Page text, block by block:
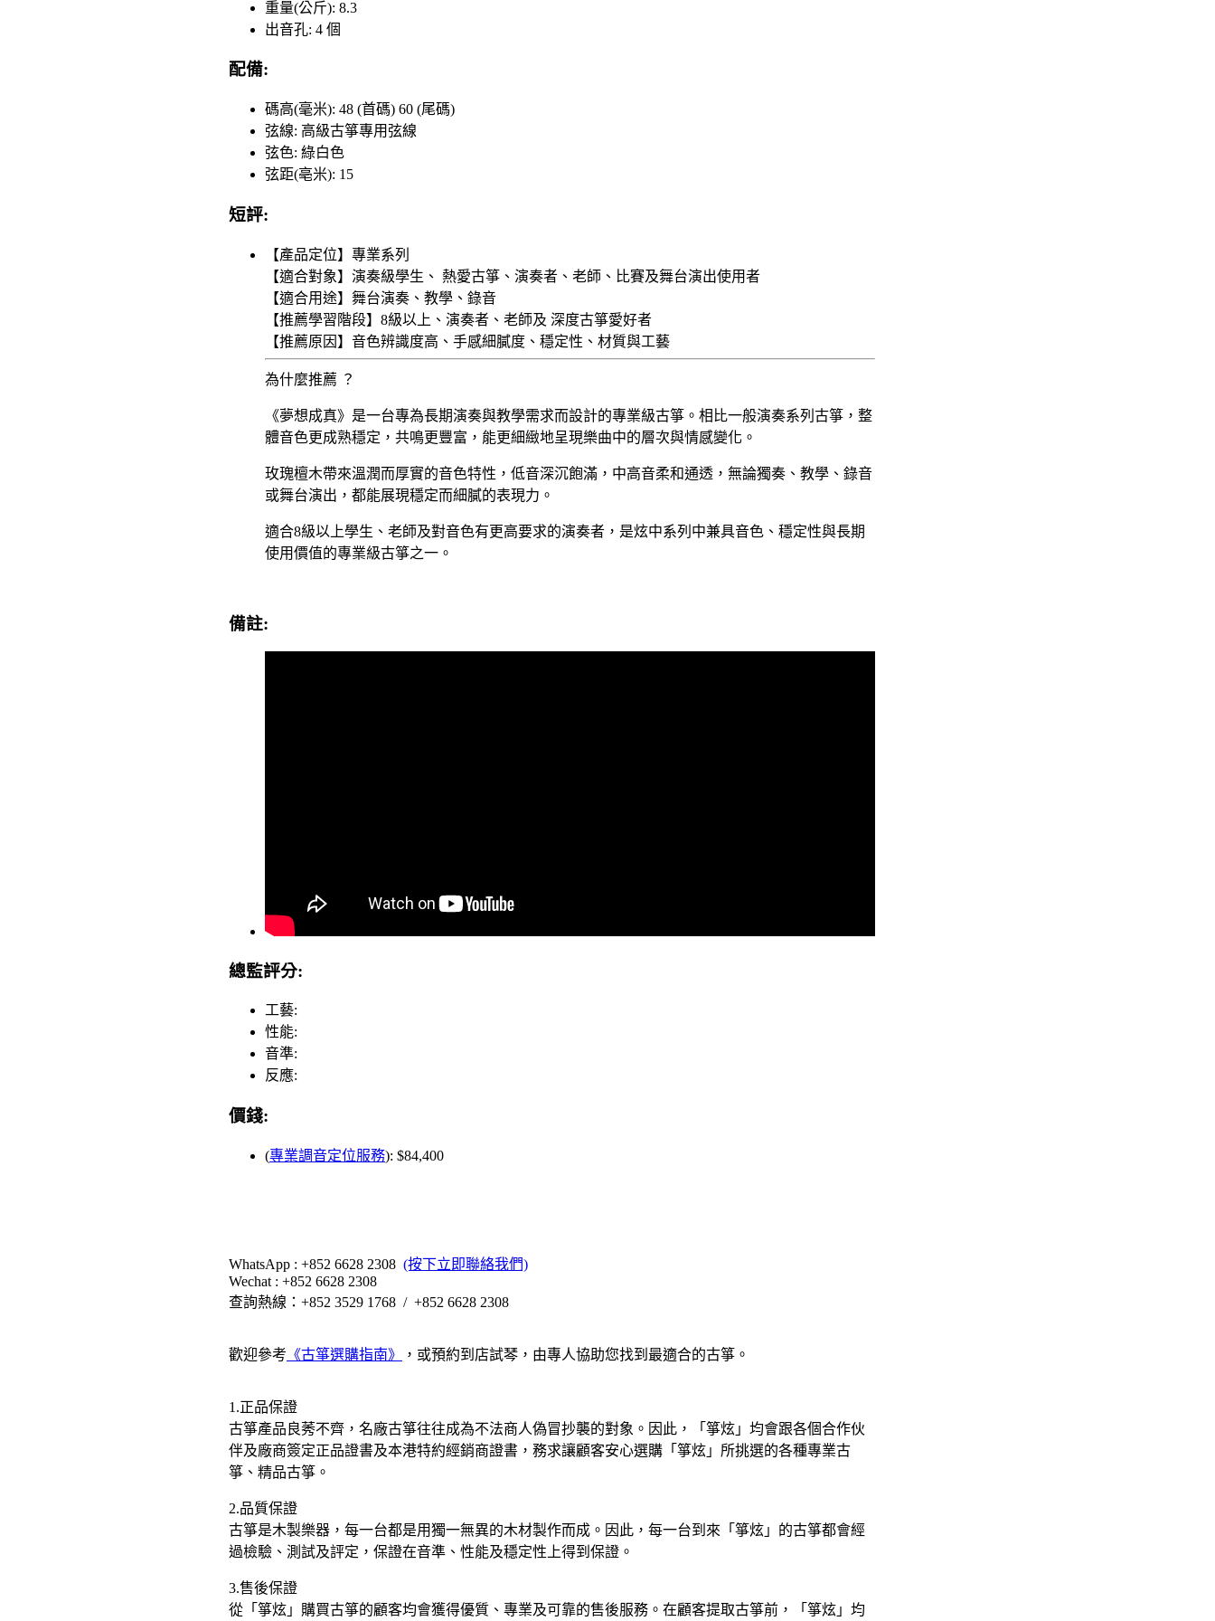
重量(公斤): 8.3
出音孔: 4 個
配備:
碼高(毫米): 48 (首碼) 60 (尾碼)
弦線: 高級古箏專用弦線
弦色: 綠白色
弦距(亳米): 15
短評:
【產品定位】專業系列
【適合對象】演奏級學生、 熱愛古箏、演奏者、老師、比賽及舞台演出使用者
【適合用途】舞台演奏、教學、錄音
【推薦學習階段】8級以上、演奏者、老師及 深度古箏愛好者
【推薦原因】音色辨識度高、手感細膩度、穩定性、材質與工藝
為什麼推薦 ？
《夢想成真》是一台專為長期演奏與教學需求而設計的專業級古箏。相比一般演奏系列古箏，整
體音色更成熟穩定，共鳴更豐富，能更細緻地呈現樂曲中的層次與情感變化。
玫瑰檀木帶來溫潤而厚實的音色特性，低音深沉飽滿，中高音柔和通透，無論獨奏、教學、錄音
或舞台演出，都能展現穩定而細膩的表現力。
適合8級以上學生、老師及對音色有更高要求的演奏者，是炫中系列中兼具音色、穩定性與長期
使用價值的專業級古箏之一。
備註:
總監評分:
工藝:
性能:
音準:
反應:
價錢:
(專業調音定位服務): $84,400
WhatsApp : +852 6628 2308 (按下立即聯絡我們)
Wechat : +852 6628 2308
查詢熱線：+852 3529 1768 / +852 6628 2308
歡迎參考 《古箏選購指南》 ，或預約到店試琴，由專人協助您找到最適合的古箏。
1.正品保證
古箏產品良莠不齊，名廠古箏往往成為不法商人偽冒抄襲的對象。因此，「箏炫」均會跟各個合作伙
伴及廠商簽定正品證書及本港特約經銷商證書，務求讓顧客安心選購「箏炫」所挑選的各種專業古
箏、精品古箏。
2.品質保證
古箏是木製樂器，每一台都是用獨一無異的木材製作而成。因此，每一台到來「箏炫」的古箏都會經
過檢驗、測試及評定，保證在音準、性能及穩定性上得到保證。
3.售後保證
從「箏炫」購買古箏的顧客均會獲得優質、專業及可靠的售後服務。在顧客提取古箏前，「箏炫」均